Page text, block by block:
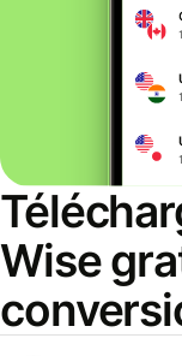
Wise